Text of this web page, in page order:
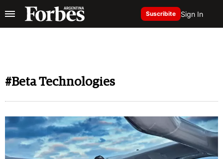
Suscribite Sign In
#Beta Technologies